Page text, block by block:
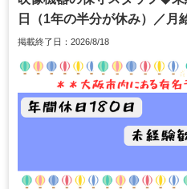
日（1年の半分が休み）／
掲載終了日：2026/8/18